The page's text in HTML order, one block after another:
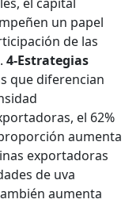
el capital
un papel
de las
4-Estrategias
que diferencian
el 62%
aumenta
exportadoras
de uva
aumenta